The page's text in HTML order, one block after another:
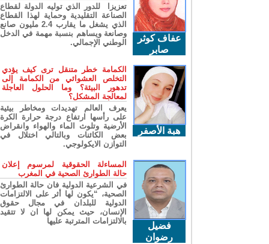
عفاف كوثر
صابر
تعزيزا للدور الذي توليه الدولة لقطاع
الصناعة التقليدية وحماية لهذا القطاع
الذي يشغل ما يقارب 2.4 مليون صانع
وصانعة ويساهم بنسبة مهمة في الدخل
الوطني الإجمالي.
هبة الأصفر
الكمامة خطر متنقل ترى كيف يؤدي
التخلص العشوائي من الكمامة إلى
تدهور البيئة؟ وما الحلول العاجلة
لمعالجة المشكل؟
يعرف العالم تهديدات ومخاطر بيئية
على رأسها ارتفاع درجة حرارة الكرة
الأرضية وتلوث الماء والهواء وانقراض
بعض الكائنات وبالتالي اختلال في
التوازن الايكولوجي.
فضيل
رضوان
المساءلة الحقوقية لمرسوم إعلان
حالة الطوارئ الصحية في المغرب
في الشرعية الدولية فان حالة الطوارئ
الصحية، “يكون لها أثر على الالتزامات
الدولية للبلدان في مجال حقوق
الإنسان، حيث يمكن لها ان لا تتقيد
بالالتزامات المترتبة عليها